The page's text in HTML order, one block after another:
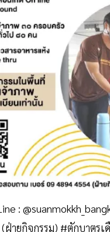
:
ฝ่ายกิจกรรม) #ตักบาตรเ